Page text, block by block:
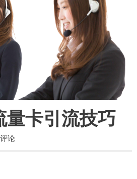
卡引流技巧
论